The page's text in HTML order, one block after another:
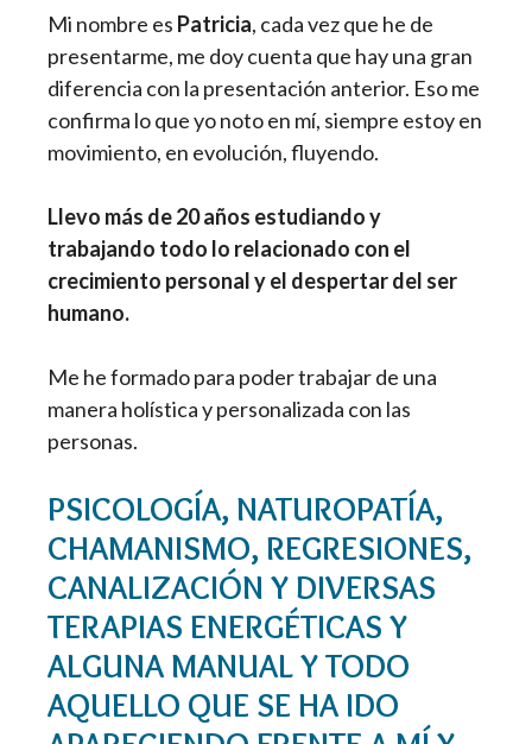
Mi nombre es Patricia, cada vez que he de
presentarme, me doy cuenta que hay una gran
diferencia con la presentación anterior. Eso me
confirma lo que yo noto en mí, siempre estoy en
movimiento, en evolución, fluyendo.
Llevo más de 20 años estudiando y
trabajando todo lo relacionado con el
crecimiento personal y el despertar del ser
humano.
Me he formado para poder trabajar de una
manera holística y personalizada con las
personas.
PSICOLOGÍA, NATUROPATÍA,
CHAMANISMO, REGRESIONES,
CANALIZACIÓN Y DIVERSAS
TERAPIAS ENERGÉTICAS Y
ALGUNA MANUAL Y TODO
AQUELLO QUE SE HA IDO